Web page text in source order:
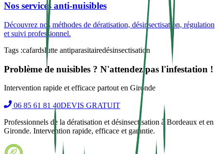
Nos services anti-nuisibles
Découvrez nos méthodes de dératisation, désinsectisation, régulation
et suivi professionnel.
Tags :cafardslutte antiparasitairedésinsectisation
Problème de nuisibles ? N'attendez pas l'infestation !
Intervention rapide et efficace partout en Gironde
06 85 61 81 40DEVIS GRATUIT
Professionnels de la dératisation et désinsectisation à Bordeaux et en
Gironde. Intervention rapide, efficace et garantie.